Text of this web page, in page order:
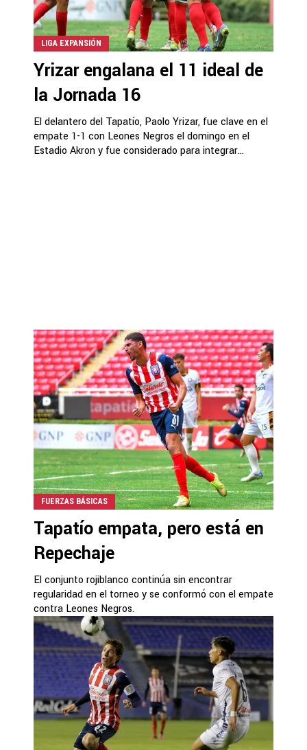
LIGA EXPANSIÓN
Yrizar engalana el 11 ideal de
la Jornada 16
El delantero del Tapatío, Paolo Yrizar, fue clave en el
empate 1-1 con Leones Negros el domingo en el
Estadio Akron y fue considerado para integrar...
FUERZAS BÁSICAS
Tapatío empata, pero está en
Repechaje
El conjunto rojiblanco continúa sin encontrar
regularidad en el torneo y se conformó con el empate
contra Leones Negros.